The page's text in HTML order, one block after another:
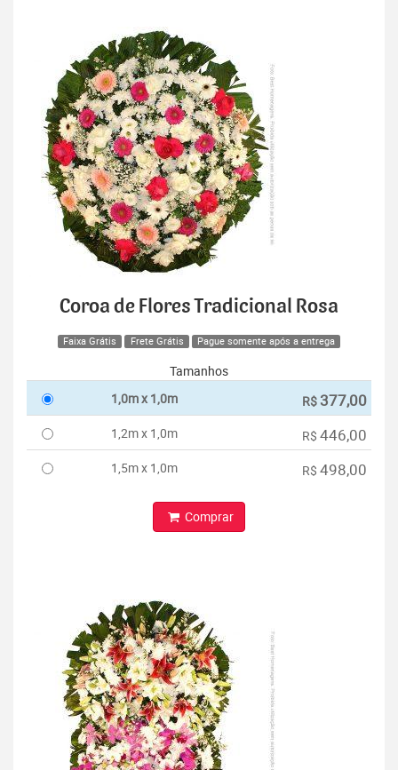
Coroa de Flores Tradicional Rosa
Faixa Grátis Frete Grátis Pague somente após a entrega
Tamanhos
1,0m x 1,0m
R$ 377,00
1,2m x 1,0m R$ 446,00
1,5m x 1,0m R$ 498,00
Comprar